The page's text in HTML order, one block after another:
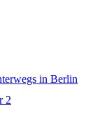
in Berlin
2